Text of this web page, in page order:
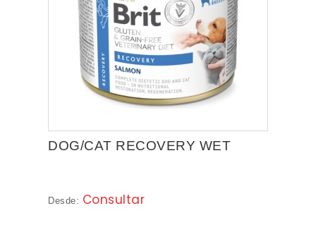
WHISKASDOG/CAT RECOVERY WET
Desde: Consultar